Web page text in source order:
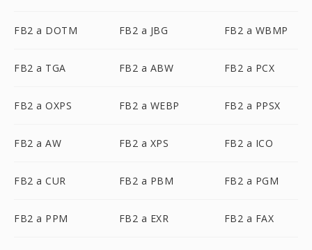
FB2 a DOTM FB2 a JBG FB2 a WBMP
FB2 a TGA FB2 a ABW FB2 a PCX
FB2 a OXPS FB2 a WEBP FB2 a PPSX
FB2 a AW FB2 a XPS FB2 a ICO
FB2 a CUR FB2 a PBM FB2 a PGM
FB2 a PPM FB2 a EXR FB2 a FAX